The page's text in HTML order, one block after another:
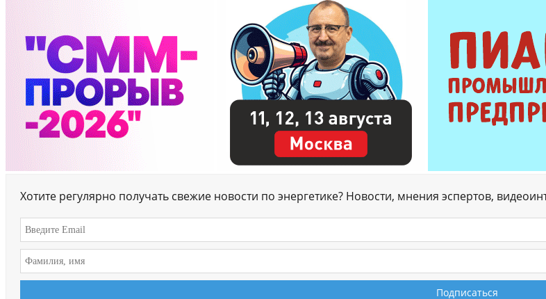
Хотите регулярно получать свежие новости по энергетике? Новости, мнения эспертов,